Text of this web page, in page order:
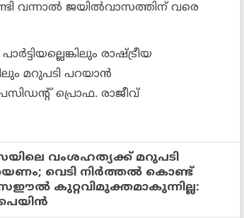
വന്നാല്‍ ജയില്‍വാസത്തിന് വരെ
രാഷ്ട്രീയ
മറുപടി പറയാന്‍
പ്രൊഫ. രാജീവ്
വംശഹത്യക്ക് മറുപടി
വെടി നിര്‍ത്തല്‍ കൊണ്ട്
കുറ്റവിമുക്തമാകുന്നില്ല: